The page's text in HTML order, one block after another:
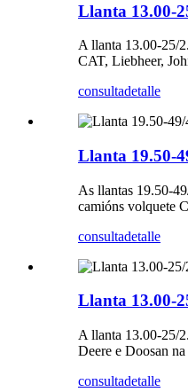
Llanta 13.00-
A llanta 13.00-25/
CAT, Liebheer,
consultadetalle
Llanta 19.50-
As llantas 19.50-
camións volquete
consultadetalle
Llanta 13.00-
A llanta 13.00-25/
Deere e Doosan
consultadetalle